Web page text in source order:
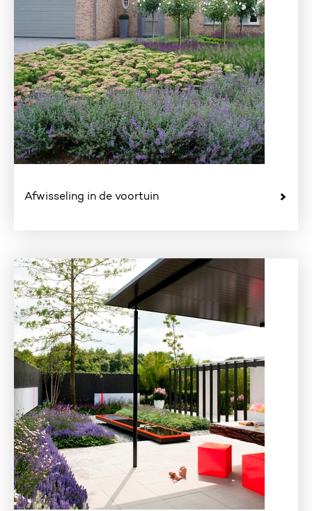
Afwisseling in de voortuin